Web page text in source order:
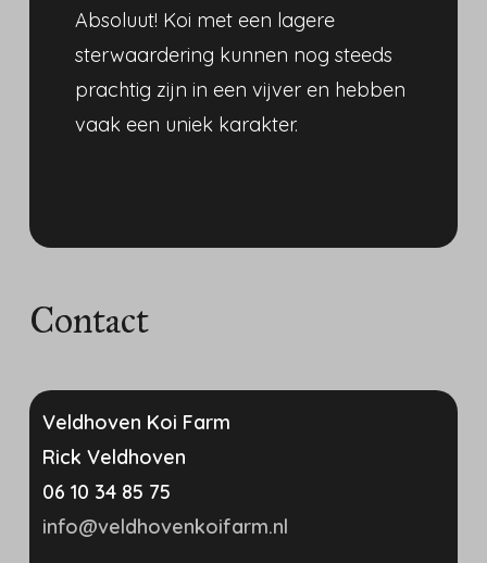
Absoluut! Koi met een lagere
sterwaardering kunnen nog steeds
prachtig zijn in een vijver en hebben
vaak een uniek karakter.
Contact
Veldhoven Koi Farm
Rick Veldhoven
06 10 34 85 75
info@veldhovenkoifarm.nl